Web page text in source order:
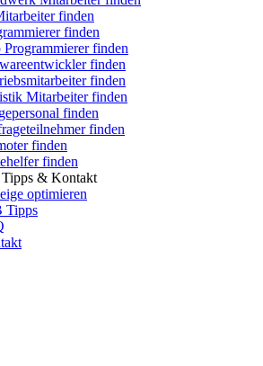
finden
finden
Programmierer finden
finden
finden
Mitarbeiter finden
finden
finden
finden
finden
Tipps & Kontakt
optimieren
Tipps